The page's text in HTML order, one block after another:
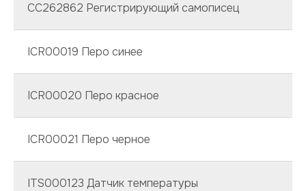
CC262862 Регистрирующий самописец
ICR00019 Перо синее
ICR00020 Перо красное
ICR00021 Перо черное
ITS000123 Датчик температуры